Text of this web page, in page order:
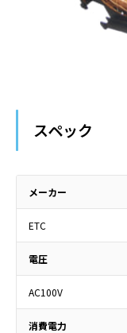
スペック
メーカー
ETC
電圧
AC100V
消費電力